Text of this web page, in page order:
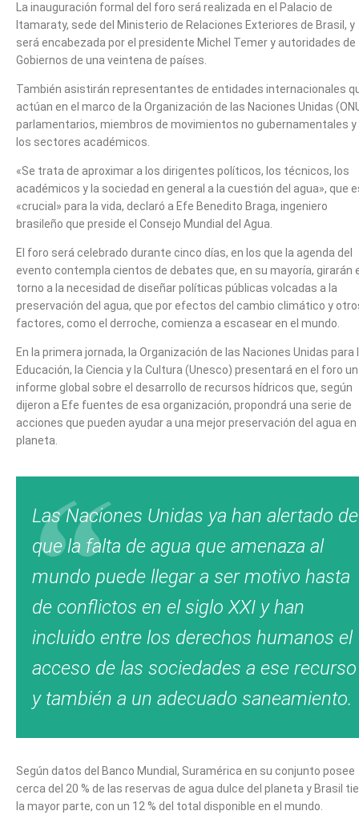
La inauguración formal del foro será realizada en el Palacio de
Itamaraty, sede del Ministerio de Relaciones Exteriores de Brasil, y
será encabezada por el presidente Michel Temer y autoridades de
Gobiernos de una veintena de países.
También asistirán representantes de entidades internacionales
actúan en el marco de la Organización de las Naciones Unidas
parlamentarios, miembros de movimientos no gubernamentales y
los sectores académicos.
«Se trata de aproximar a los dirigentes políticos, los técnicos, los
académicos y la sociedad en general a la cuestión del agua», que
«crucial» para la vida, declaró a Efe Benedito Braga, ingeniero
brasileño que preside el Consejo Mundial del Agua.
El foro será celebrado durante cinco días, en los que la agenda del
evento contempla cientos de debates que, en su mayoría, girarán
torno a la necesidad de diseñar políticas públicas volcadas a la
preservación del agua, que por efectos del cambio climático y
factores, como el derroche, comienza a escasear en el mundo.
En la primera jornada, la Organización de las Naciones Unidas para
Educación, la Ciencia y la Cultura (Unesco) presentará en el foro un
informe global sobre el desarrollo de recursos hídricos que, según
dijeron a Efe fuentes de esa organización, propondrá una serie de
acciones que pueden ayudar a una mejor preservación del agua en
planeta.
Las Naciones Unidas ya han alertado de
que la falta de agua que amenaza al
mundo puede llegar a ser motivo hasta
de conflictos en el siglo XXI y han
incluido entre los derechos humanos el
acceso de las sociedades a ese recurso
y también a un adecuado saneamiento.
Según datos del Banco Mundial, Suramérica en su conjunto posee
cerca del 20 % de las reservas de agua dulce del planeta y Brasil
la mayor parte, con un 12 % del total disponible en el mundo.